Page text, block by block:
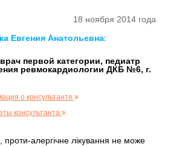
18 ноября 2014 года
Евгения Анатольевна:
первой категории, педиатр
ревмокардиологии ДКБ №6, г.
о консультанте
консультанта
алергічне лікування не може